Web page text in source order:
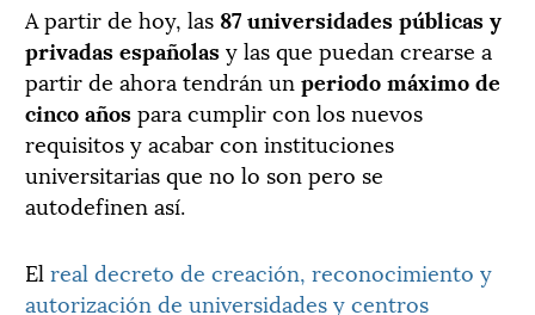
A partir de hoy, las 87 universidades públicas y
privadas españolasy las que puedan crearse a
partir de ahora tendrán un periodo máximo de
cinco añospara cumplir con los nuevos
requisitos y acabar con instituciones
universitarias que no lo son pero se
autodefinen así.
El real decreto de creación, reconocimiento y
autorización de universidades y centros